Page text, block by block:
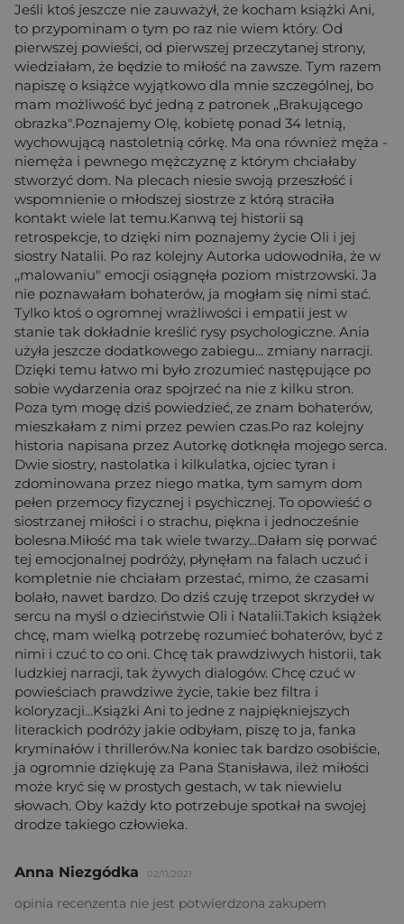
Jeśli ktoś jeszcze nie zauważył, że kocham książki Ani,
to przypominam o tym po raz nie wiem który. Od
pierwszej powieści, od pierwszej przeczytanej strony,
wiedziałam, że będzie to miłość na zawsze. Tym razem
napiszę o książce wyjątkowo dla mnie szczególnej, bo
mam możliwość być jedną z patronek ,,Brakującego
obrazka".Poznajemy Olę, kobietę ponad 34 letnią,
wychowującą nastoletnią córkę. Ma ona również męża -
niemęża i pewnego mężczyznę z którym chciałaby
stworzyć dom. Na plecach niesie swoją przeszłość i
wspomnienie o młodszej siostrze z którą straciła
kontakt wiele lat temu.Kanwą tej historii są
retrospekcje, to dzięki nim poznajemy życie Oli i jej
siostry Natalii. Po raz kolejny Autorka udowodniła, że w
,,malowaniu" emocji osiągnęła poziom mistrzowski. Ja
nie poznawałam bohaterów, ja mogłam się nimi stać.
Tylko ktoś o ogromnej wrażliwości i empatii jest w
stanie tak dokładnie kreślić rysy psychologiczne. Ania
użyła jeszcze dodatkowego zabiegu... zmiany narracji.
Dzięki temu łatwo mi było zrozumieć następujące po
sobie wydarzenia oraz spojrzeć na nie z kilku stron.
Poza tym mogę dziś powiedzieć, ze znam bohaterów,
mieszkałam z nimi przez pewien czas.Po raz kolejny
historia napisana przez Autorkę dotknęła mojego serca.
Dwie siostry, nastolatka i kilkulatka, ojciec tyran i
zdominowana przez niego matka, tym samym dom
pełen przemocy fizycznej i psychicznej. To opowieść o
siostrzanej miłości i o strachu, piękna i jednocześnie
bolesna.Miłość ma tak wiele twarzy...Dałam się porwać
tej emocjonalnej podróży, płynęłam na falach uczuć i
kompletnie nie chciałam przestać, mimo, że czasami
bolało, nawet bardzo. Do dziś czuję trzepot skrzydeł w
sercu na myśl o dzieciństwie Oli i Natalii.Takich książek
chcę, mam wielką potrzebę rozumieć bohaterów, być z
nimi i czuć to co oni. Chcę tak prawdziwych historii, tak
ludzkiej narracji, tak żywych dialogów. Chcę czuć w
powieściach prawdziwe życie, takie bez filtra i
koloryzacji...Książki Ani to jedne z najpiękniejszych
literackich podróży jakie odbyłam, piszę to ja, fanka
kryminałów i thrillerów.Na koniec tak bardzo osobiście,
ja ogromnie dziękuję za Pana Stanisława, ileż miłości
może kryć się w prostych gestach, w tak niewielu
słowach. Oby każdy kto potrzebuje spotkał na swojej
drodze takiego człowieka.
Anna Niezgódka 02/11/2021
opinia recenzenta nie jest potwierdzona zakupem